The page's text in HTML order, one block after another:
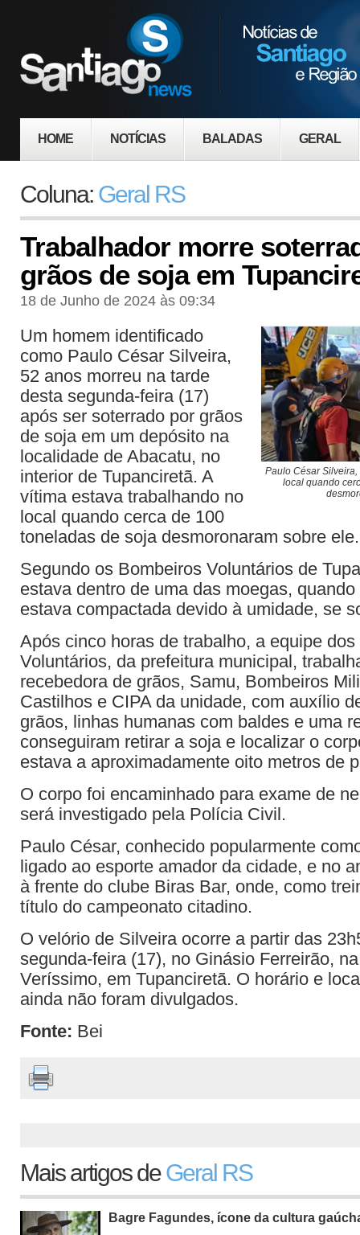
HOME NOTÍCIAS BALADAS GERAL
Coluna: Geral RS
Trabalhador morre
grãos de soja em
18 de Junho de 2024 às 09:34
Paulo César
local quando
Um homem identificado
como Paulo César Silveira,
52 anos morreu na tarde
desta segunda-feira (17)
após ser soterrado por grãos
de soja em um depósito na
localidade de Abacatu, no
interior de Tupanciretã. A
vítima estava trabalhando no
local quando cerca de 100
toneladas de soja desmoronaram sobre ele.
Segundo os Bombeiros Voluntários de
estava dentro de uma das moegas,
estava compactada devido à umidade, se
Após cinco horas de trabalho, a equipe
Voluntários, da prefeitura municipal,
recebedora de grãos, Samu, Bombeiros
Castilhos e CIPA da unidade, com auxílio
grãos, linhas humanas com baldes e uma
conseguiram retirar a soja e localizar o
estava a aproximadamente oito metros de
O corpo foi encaminhado para exame de
será investigado pela Polícia Civil.
Paulo César, conhecido popularmente
ligado ao esporte amador da cidade, e no
à frente do clube Biras Bar, onde, como
título do campeonato citadino.
O velório de Silveira ocorre a partir das
segunda-feira (17), no Ginásio Ferreirão,
Veríssimo, em Tupanciretã. O horário e
ainda não foram divulgados.
Fonte: Bei
Mais artigos deGeral RS
Bagre Fagundes, ícone da cultura